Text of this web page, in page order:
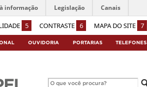
5 CONTRASTE 6 MAPA DO SITE 7
informação Legislação Canais
OUVIDORIA PORTARIAS TELEFONES